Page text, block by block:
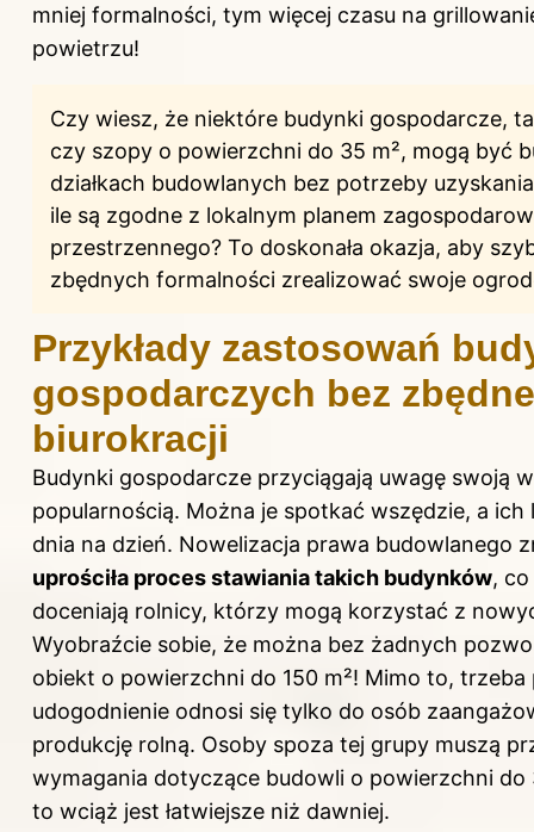
mniej formalności, tym więcej czasu na
powietrzu!
Czy wiesz, że niektóre budynki gospodarcze,
czy szopy o powierzchni do 35 m², mogą być
działkach budowlanych bez potrzeby
ile są zgodne z lokalnym planem
przestrzennego? To doskonała okazja, aby
zbędnych formalności zrealizować swoje
Przykłady zastosowań
gospodarczych bez
biurokracji
Budynki gospodarcze przyciągają uwagę swoją
popularnością. Można je spotkać wszędzie, a ich
dnia na dzień. Nowelizacja prawa budowlanego
uprościła proces stawiania takich budynków,
doceniają rolnicy, którzy mogą korzystać z
Wyobraźcie sobie, że można bez żadnych
obiekt o powierzchni do 150 m²! Mimo to, trzeba
udogodnienie odnosi się tylko do osób
produkcję rolną. Osoby spoza tej grupy muszą
wymagania dotyczące budowli o powierzchni do
to wciąż jest łatwiejsze niż dawniej.